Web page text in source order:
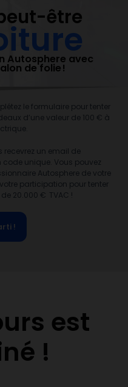
être
Autosphere avec
de folie !
le formulaire pour tenter
d’une valeur de 100 € à
recevrez un email de
unique. Vous pouvez
Autosphere de votre
participation pour tenter
20.000 € TVAC !
!
est
!